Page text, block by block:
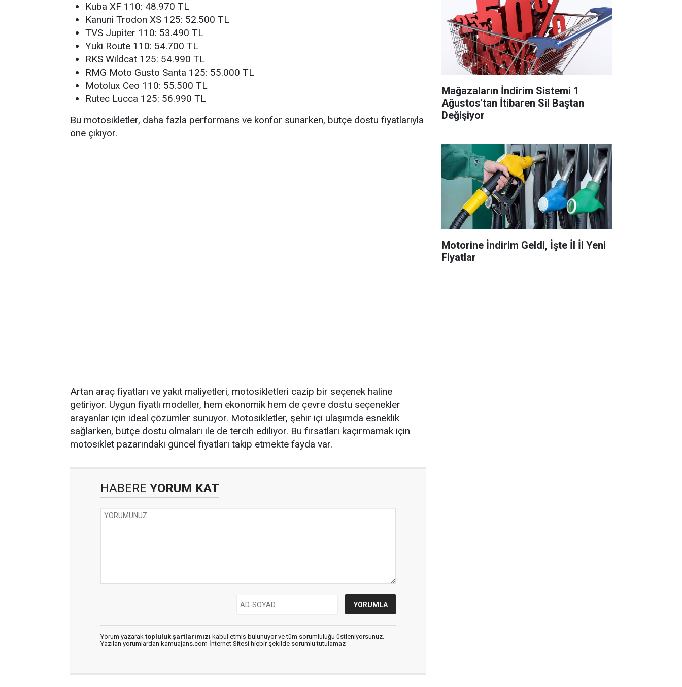
Kuba XF 110: 48.970 TL
Kanuni Trodon XS 125: 52.500 TL
TVS Jupiter 110: 53.490 TL
Yuki Route 110: 54.700 TL
RKS Wildcat 125: 54.990 TL
RMG Moto Gusto Santa 125: 55.000 TL
Motolux Ceo 110: 55.500 TL
Rutec Lucca 125: 56.990 TL
Bu motosikletler, daha fazla performans ve konfor sunarken, bütçe dostu fiyatlarıyla
öne çıkıyor.
Artan araç fiyatları ve yakıt maliyetleri, motosikletleri cazip bir seçenek haline
getiriyor. Uygun fiyatlı modeller, hem ekonomik hem de çevre dostu seçenekler
arayanlar için ideal çözümler sunuyor. Motosikletler, şehir içi ulaşımda esneklik
sağlarken, bütçe dostu olmaları ile de tercih ediliyor. Bu fırsatları kaçırmamak için
motosiklet pazarındaki güncel fiyatları takip etmekte fayda var.
HABERE YORUM KAT
Yorum yazarak topluluk şartlarımızı kabul etmiş bulunuyor ve tüm sorumluluğu üstleniyorsunuz.
Yazılan yorumlardan kamuajans.com İnternet Sitesi hiçbir şekilde sorumlu tutulamaz
Mağazaların İndirim Sistemi 1
Ağustos'tan İtibaren Sil Baştan
Değişiyor
Motorine İndirim Geldi, İşte İl İl Yeni
Fiyatlar